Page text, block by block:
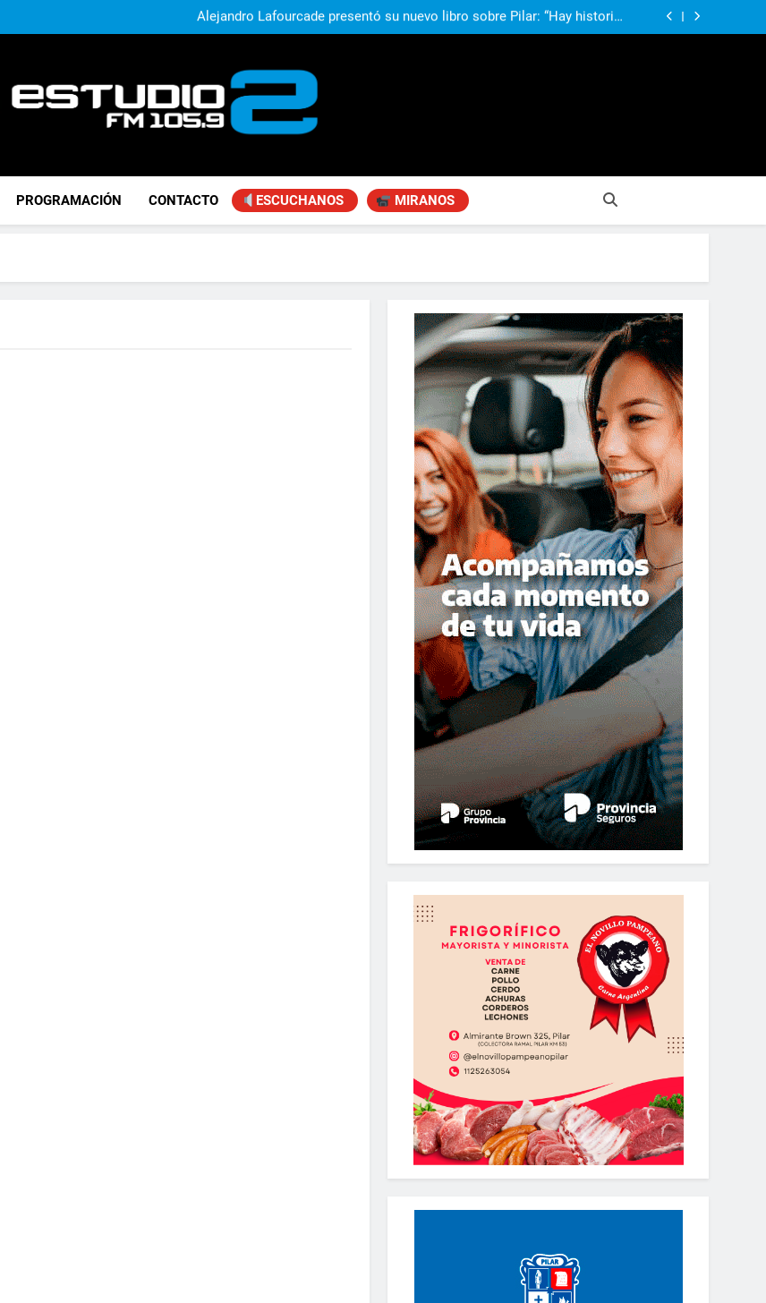
desarrollo de la comunidad
Alejandro Lafourcade presentó su nuevo libro sobre Pilar: “Hay historias
que, si nadie las plasma, se pierden para siempre”
Achával, primero en imagen positiva entre jefes comunales del GBA
Alejandro Lafourcade presentó su nuevo libro sobre Pilar: “Hay historias
Achával, primero en imagen positiva entre jefes comunales del GBA
FM Estudio 2
PROGRAMACIÓN CONTACTO ESCUCHANOS MIRANOS